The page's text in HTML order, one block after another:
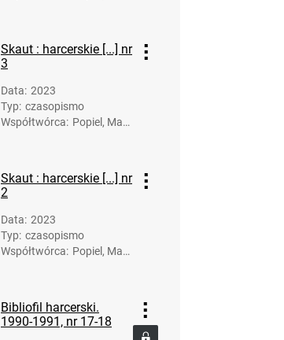
Skaut : harcerskie [...] nr
3
Data: 2023
Typ: czasopismo
Współtwórca: Popiel, Mare
Skaut : harcerskie [...] nr
2
Data: 2023
Typ: czasopismo
Współtwórca: Popiel, Mare
Bibliofil harcerski.
1990-1991, nr 17-18